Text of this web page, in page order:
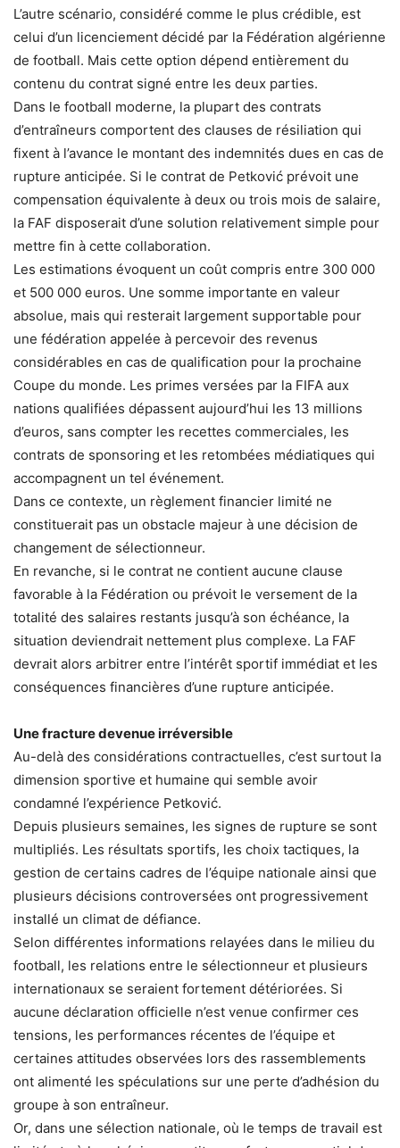
L’autre scénario, considéré comme le plus crédible, est
celui d’un licenciement décidé par la Fédération algérienne
de football. Mais cette option dépend entièrement du
contenu du contrat signé entre les deux parties.
Dans le football moderne, la plupart des contrats
d’entraîneurs comportent des clauses de résiliation qui
fixent à l’avance le montant des indemnités dues en cas de
rupture anticipée. Si le contrat de Petković prévoit une
compensation équivalente à deux ou trois mois de salaire,
la FAF disposerait d’une solution relativement simple pour
mettre fin à cette collaboration.
Les estimations évoquent un coût compris entre 300 000
et 500 000 euros. Une somme importante en valeur
absolue, mais qui resterait largement supportable pour
une fédération appelée à percevoir des revenus
considérables en cas de qualification pour la prochaine
Coupe du monde. Les primes versées par la FIFA aux
nations qualifiées dépassent aujourd’hui les 13 millions
d’euros, sans compter les recettes commerciales, les
contrats de sponsoring et les retombées médiatiques qui
accompagnent un tel événement.
Dans ce contexte, un règlement financier limité ne
constituerait pas un obstacle majeur à une décision de
changement de sélectionneur.
En revanche, si le contrat ne contient aucune clause
favorable à la Fédération ou prévoit le versement de la
totalité des salaires restants jusqu’à son échéance, la
situation deviendrait nettement plus complexe. La FAF
devrait alors arbitrer entre l’intérêt sportif immédiat et les
conséquences financières d’une rupture anticipée.
Une fracture devenue irréversible
Au-delà des considérations contractuelles, c’est surtout la
dimension sportive et humaine qui semble avoir
condamné l’expérience Petković.
Depuis plusieurs semaines, les signes de rupture se sont
multipliés. Les résultats sportifs, les choix tactiques, la
gestion de certains cadres de l’équipe nationale ainsi que
plusieurs décisions controversées ont progressivement
installé un climat de défiance.
Selon différentes informations relayées dans le milieu du
football, les relations entre le sélectionneur et plusieurs
internationaux se seraient fortement détériorées. Si
aucune déclaration officielle n’est venue confirmer ces
tensions, les performances récentes de l’équipe et
certaines attitudes observées lors des rassemblements
ont alimenté les spéculations sur une perte d’adhésion du
groupe à son entraîneur.
Or, dans une sélection nationale, où le temps de travail est